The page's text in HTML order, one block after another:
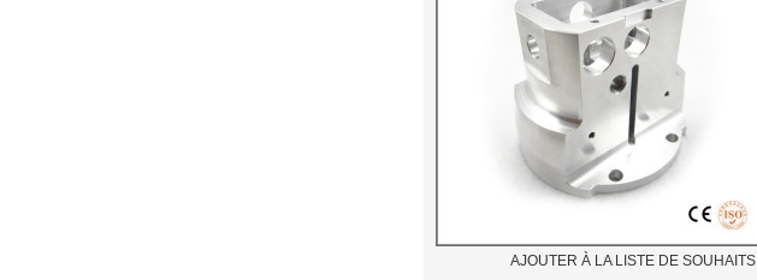
AJOUTER À LA LISTE DE SOUHAITS